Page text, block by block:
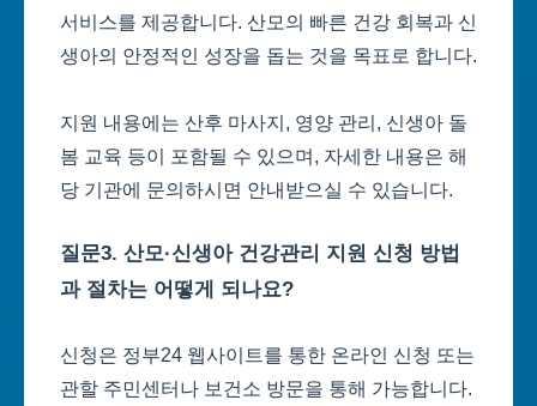
서비스를 제공합니다. 산모의 빠른 건강 회복과 신
생아의 안정적인 성장을 돕는 것을 목표로 합니다.
지원 내용에는 산후 마사지, 영양 관리, 신생아 돌
봄 교육 등이 포함될 수 있으며, 자세한 내용은 해
당 기관에 문의하시면 안내받으실 수 있습니다.
질문3. 산모·신생아 건강관리 지원 신청 방법
과 절차는 어떻게 되나요?
신청은 정부24 웹사이트를 통한 온라인 신청 또는
관할 주민센터나 보건소 방문을 통해 가능합니다.